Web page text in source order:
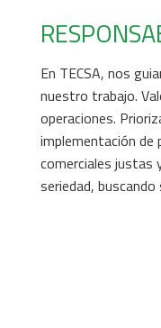
En TECSA, nos
nuestro trabajo.
operaciones.
implementación
comerciales justas
seriedad,